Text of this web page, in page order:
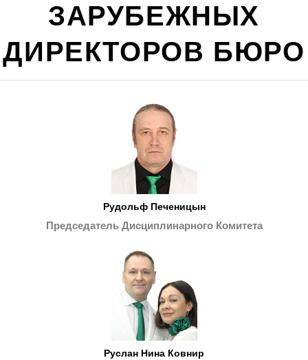
ЗАРУБЕЖНЫХ
ДИРЕКТОРОВ БЮРО
Рудольф Печеницын
Председатель Дисциплинарного Комитета
Руслан Нина Ковнир